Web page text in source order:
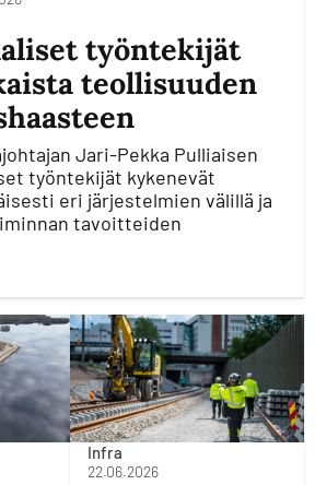
työntekijät
teollisuuden
Jari-Pekka Pulliaisen
työntekijät kykenevät
eri järjestelmien välillä ja
tavoitteiden
Infra
22.06.2026